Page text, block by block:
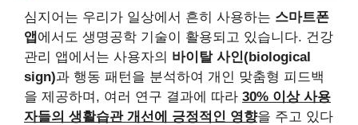
심지어는 우리가 일상에서 흔히 사용하는 스마트폰
앱 에서도 생명공학 기술이 활용되고 있습니다. 건강
관리 앱에서는 사용자의 바이탈 사인(biological
sign)과 행동 패턴을 분석하여 개인 맞춤형 피드백
을 제공하며, 여러 연구 결과에 따라 30% 이상 사용
자들의 생활습관 개선에 긍정적인 영향을 주고 있다